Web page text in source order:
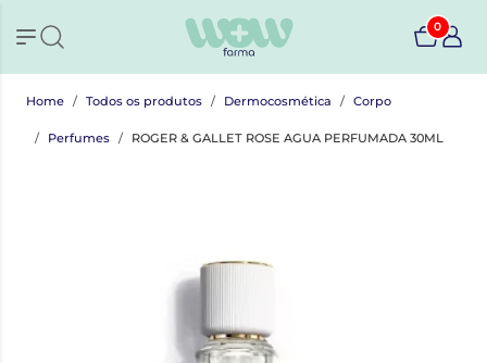
0
Home Todos os produtos Dermocosmética Corpo
Perfumes ROGER & GALLET ROSE AGUA PERFUMADA 30ML